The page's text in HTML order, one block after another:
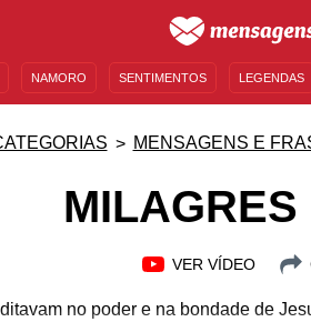
NAMORO SENTIMENTOS LEGENDAS
MENSAGENS E
MILAGRES
VER VÍDEO
no poder e na bondade de